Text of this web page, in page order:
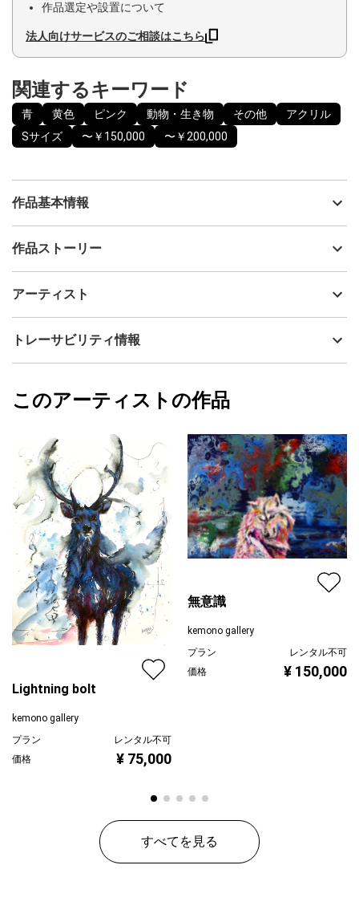
作品選定や設置について
法人向けサービスのご相談はこちら
関連するキーワード
青 黄色 ピンク 動物・生き物 その他
アクリル
Sサイズ
〜￥150,000 〜￥200,000
作品基本情報
出品者
制作年
アクリル
カラー
青
ジャンル
動物・生き物
配送目安
二週間以内
作品ストーリー
我々含め生物は、様々な物質を代謝しエネルギーに変換してい
それは、維持するために必要なことであり、当たり前のようにそ
こに存在している。
その無意識に過ぎ去る現象を視認化させる。
これは、その一つ。
アーティスト
kemono gallery
フォローする
トレーサビリティ情報
kemono gallery
このアーティストの作品
Lightning bolt
kemono gallery
プラン
レンタル不可
価格
¥ 75,000
無意識
kemono gallery
プラン
レンタル不可
価格
¥ 150,000
すべてを見る